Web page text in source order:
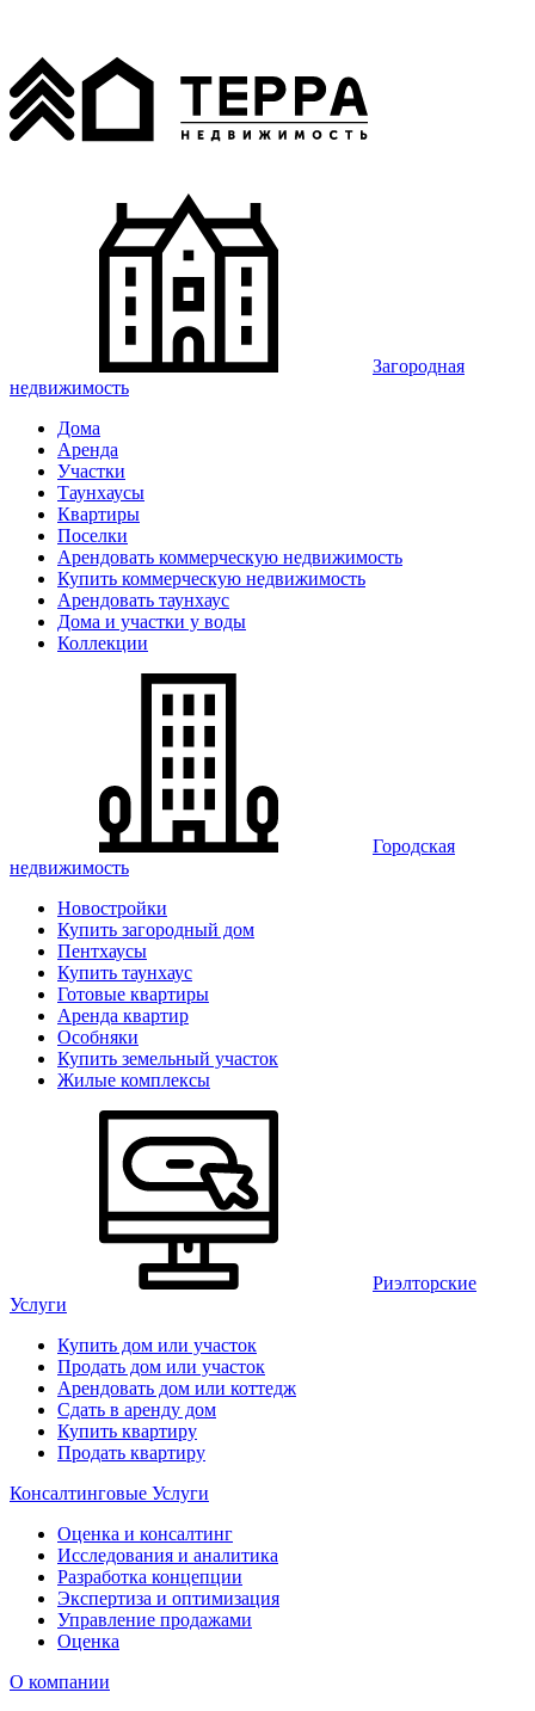
Загородная
недвижимость
Дома
Аренда
Участки
Таунхаусы
Квартиры
Поселки
Арендовать коммерческую недвижимость
Купить коммерческую недвижимость
Арендовать таунхаус
Дома и участки у воды
Коллекции
Городская
недвижимость
Новостройки
Купить загородный дом
Пентхаусы
Купить таунхаус
Готовые квартиры
Аренда квартир
Особняки
Купить земельный участок
Жилые комплексы
Риэлторские
Услуги
Купить дом или участок
Продать дом или участок
Арендовать дом или коттедж
Сдать в аренду дом
Купить квартиру
Продать квартиру
Консалтинговые Услуги
Оценка и консалтинг
Исследования и аналитика
Разработка концепции
Экспертиза и оптимизация
Управление продажами
Оценка
О компании